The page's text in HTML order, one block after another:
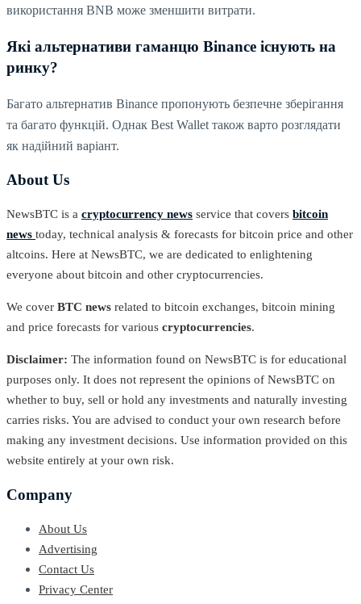
використання BNB може зменшити витрати.
Які альтернативи гаманцю Binance існують на
ринку?
Багато альтернатив Binance пропонують безпечне зберігання
та багато функцій. Однак Best Wallet також варто розглядати
як надійний варіант.
About Us
NewsBTC is a cryptocurrency news service that covers bitcoin
news today, technical analysis & forecasts for bitcoin price and other
altcoins. Here at NewsBTC, we are dedicated to enlightening
everyone about bitcoin and other cryptocurrencies.
We cover BTC news related to bitcoin exchanges, bitcoin mining
and price forecasts for various cryptocurrencies.
Disclaimer: The information found on NewsBTC is for educational
purposes only. It does not represent the opinions of NewsBTC on
whether to buy, sell or hold any investments and naturally investing
carries risks. You are advised to conduct your own research before
making any investment decisions. Use information provided on this
website entirely at your own risk.
Company
About Us
Advertising
Contact Us
Privacy Center